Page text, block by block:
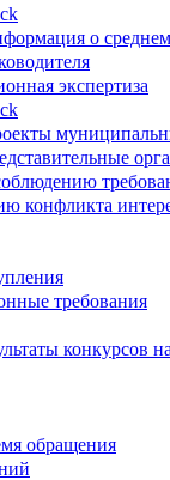
о
экспертиза
конфликта
требования
конкурсов
обращения